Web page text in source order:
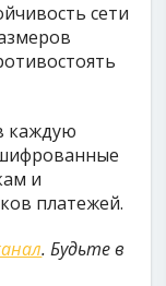
сети
каждую
и
платежей.
. Будьте в